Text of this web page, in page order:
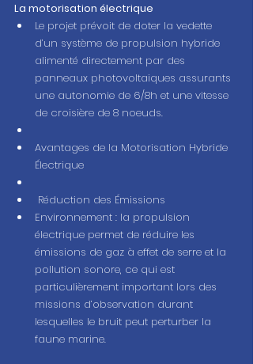
La motorisation électrique
Le projet prévoit de doter la vedette
d’un système de propulsion hybride
alimenté directement par des
panneaux photovoltaiques assurants
une autonomie de 6/8h et une vitesse
de croisière de 8 noeuds.
Avantages de la Motorisation Hybride
Électrique
Réduction des Émissions
Environnement : la propulsion
électrique permet de réduire les
émissions de gaz à effet de serre et la
pollution sonore, ce qui est
particulièrement important lors des
missions d’observation durant
lesquelles le bruit peut perturber la
faune marine.